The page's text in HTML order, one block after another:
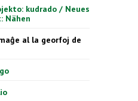
kudrado / Neues
Nähen
al la georfoj de